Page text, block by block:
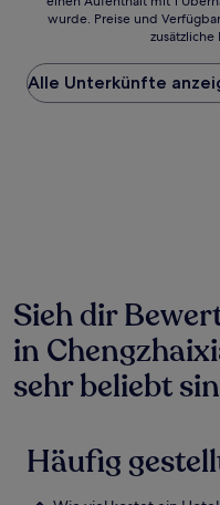
der
Preis
pro
Nacht,
1 Übernachtung
von
2 Erwachsenen
gefunden
wurde.
Preise
können
wurde. Preise und
Alle Unterkünfte
Sieh dir
in
sehr beliebt
Häufig